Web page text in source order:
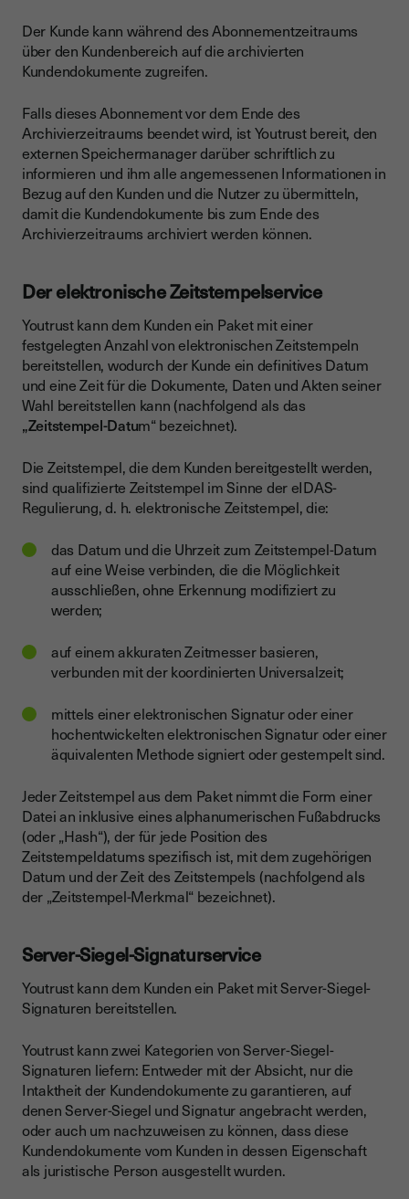
Der Kunde kann während des Abonnementzeitraums
über den Kundenbereich auf die archivierten
Kundendokumente zugreifen.
Falls dieses Abonnement vor dem Ende des
Archivierzeitraums beendet wird, ist Youtrust bereit, den
externen Speichermanager darüber schriftlich zu
informieren und ihm alle angemessenen Informationen in
Bezug auf den Kunden und die Nutzer zu übermitteln,
damit die Kundendokumente bis zum Ende des
Archivierzeitraums archiviert werden können.
Der elektronische Zeitstempelservice
Youtrust kann dem Kunden ein Paket mit einer
festgelegten Anzahl von elektronischen Zeitstempeln
bereitstellen, wodurch der Kunde ein definitives Datum
und eine Zeit für die Dokumente, Daten und Akten seiner
Wahl bereitstellen kann (nachfolgend als das
„Zeitstempel-Datum“ bezeichnet).
Die Zeitstempel, die dem Kunden bereitgestellt werden,
sind qualifizierte Zeitstempel im Sinne der eIDAS-
Regulierung, d. h. elektronische Zeitstempel, die:
das Datum und die Uhrzeit zum Zeitstempel-Datum
auf eine Weise verbinden, die die Möglichkeit
ausschließen, ohne Erkennung modifiziert zu
werden;
auf einem akkuraten Zeitmesser basieren,
verbunden mit der koordinierten Universalzeit;
mittels einer elektronischen Signatur oder einer
hochentwickelten elektronischen Signatur oder einer
äquivalenten Methode signiert oder gestempelt sind.
Jeder Zeitstempel aus dem Paket nimmt die Form einer
Datei an inklusive eines alphanumerischen Fußabdrucks
(oder „Hash“), der für jede Position des
Zeitstempeldatums spezifisch ist, mit dem zugehörigen
Datum und der Zeit des Zeitstempels (nachfolgend als
der „Zeitstempel-Merkmal“ bezeichnet).
Server-Siegel-Signaturservice
Youtrust kann dem Kunden ein Paket mit Server-Siegel-
Signaturen bereitstellen.
Youtrust kann zwei Kategorien von Server-Siegel-
Signaturen liefern: Entweder mit der Absicht, nur die
Intaktheit der Kundendokumente zu garantieren, auf
denen Server-Siegel und Signatur angebracht werden,
oder auch um nachzuweisen zu können, dass diese
Kundendokumente vom Kunden in dessen Eigenschaft
als juristische Person ausgestellt wurden.